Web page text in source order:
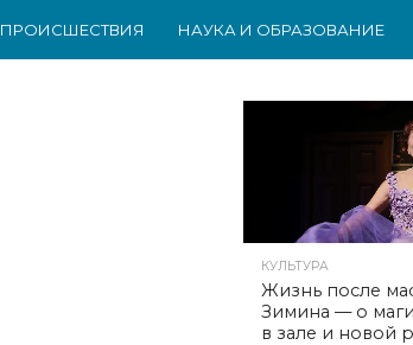
ПРОИСШЕСТВИЯ НАУКА И ОБРАЗОВАНИЕ
КУЛЬТУРА
Жизнь после
Зимина — о
в зале и новой